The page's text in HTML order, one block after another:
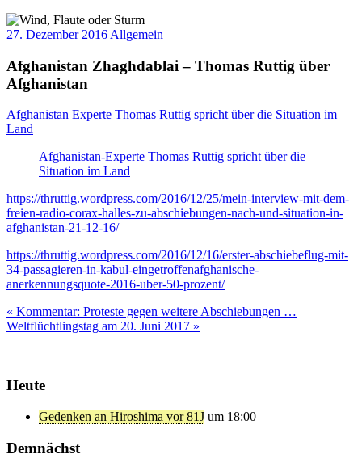
27. Dezember 2016 Allgemein
Afghanistan Zhaghdablai – Thomas Ruttig über
Afghanistan
Afghanistan Experte Thomas Ruttig spricht über die Situation im
Land
Afghanistan-Experte Thomas Ruttig spricht über die
Situation im Land
https://thruttig.wordpress.com/2016/12/25/mein-interview-mit-dem-
freien-radio-corax-halles-zu-abschiebungen-nach-und-situation-in-
afghanistan-21-12-16/
https://thruttig.wordpress.com/2016/12/16/erster-abschiebeflug-mit-
34-passagieren-in-kabul-eingetroffenafghanische-
anerkennungsquote-2016-uber-50-prozent/
Beitragsnavigation
« Kommentar: Proteste gegen weitere Abschiebungen …
Weltflüchtlingstag am 20. Juni 2017 »
Heute
Gedenken an Hiroshima vor 81J um 18:00
Demnächst